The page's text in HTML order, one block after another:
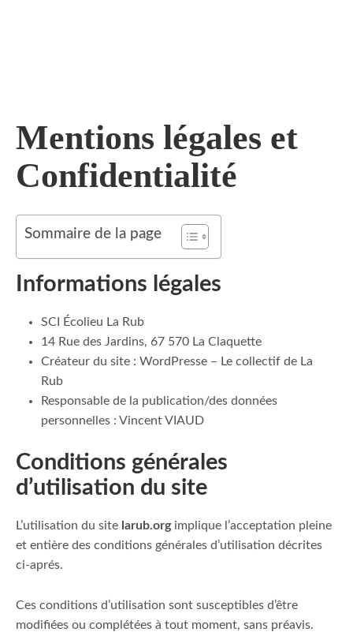
Mentions légales et
Confidentialité
Sommaire de la page
Informations légales
SCI Écolieu La Rub
14 Rue des Jardins, 67 570 La Claquette
Créateur du site : WordPresse – Le collectif de La
Rub
Responsable de la publication/des données
personnelles : Vincent VIAUD
Conditions générales
d’utilisation du site
L’utilisation du site larub.orgimplique l’acceptation pleine
et entière des conditions générales d’utilisation décrites
ci-aprés.
Ces conditions d’utilisation sont susceptibles d’être
modifiées ou complétées à tout moment, sans préavis.